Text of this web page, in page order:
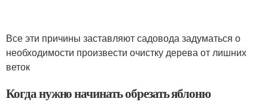
Все эти причины заставляют садовода задуматься о
необходимости произвести очистку дерева от лишних
веток
Когда нужно начинать обрезать яблоню